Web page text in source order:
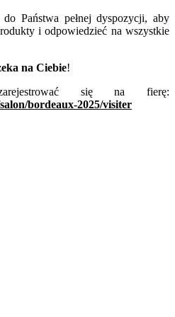
Państwa pełnej dyspozycji, aby
i odpowiedzieć na wszystkie
na Ciebie!
się na fierę:
bordeaux-2025/visiter